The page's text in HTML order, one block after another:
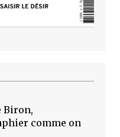
Biron,
comme on